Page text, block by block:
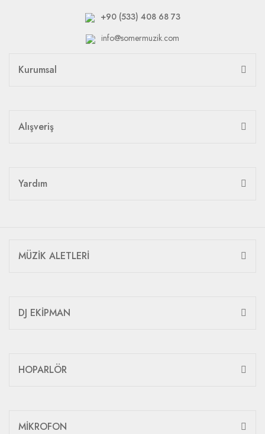
+90 (533) 408 68 73
info@somermuzik.com
Kurumsal
Alışveriş
Yardım
MÜZİK ALETLERİ
DJ EKİPMAN
HOPARLÖR
MİKROFON